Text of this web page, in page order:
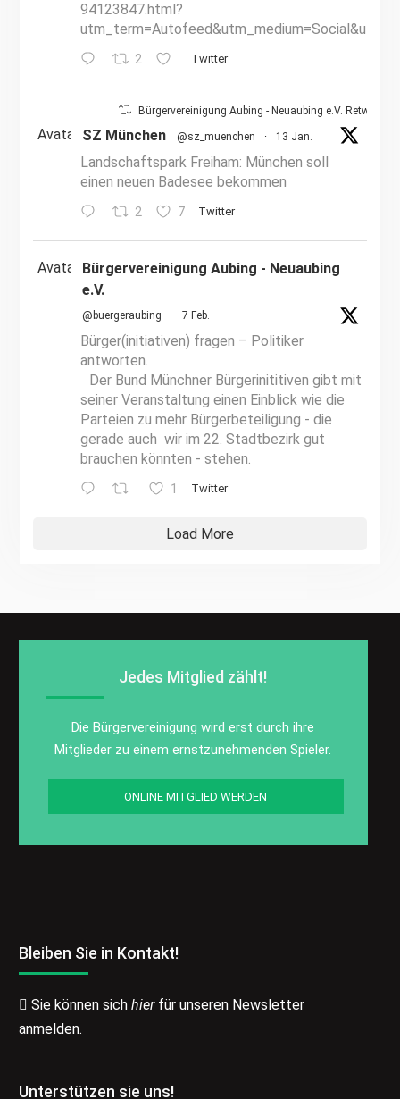
94123847.html?
2 Twitter
Bürgervereinigung Aubing - Neuaubing e.V. Retweetet
Avatar SZ München @sz_muenchen · 13 Jan.
Landschaftspark Freiham: München soll
einen neuen Badesee bekommen
2 7 Twitter
Avatar
Bürgervereinigung Aubing - Neuaubing
e.V.
@buergeraubing · 7 Feb.
Bürger(initiativen) fragen – Politiker
antworten.
Der Bund Münchner Bürgerinititiven gibt mit
seiner Veranstaltung einen Einblick wie die
Parteien zu mehr Bürgerbeteiligung - die
gerade auch wir im 22. Stadtbezirk gut
brauchen könnten - stehen.
1 Twitter
Load More
Jedes Mitglied zählt!
Die Bürgervereinigung wird erst durch ihre
Mitglieder zu einem ernstzunehmenden Spieler.
ONLINE MITGLIED WERDEN
Bleiben Sie in Kontakt!
Sie können sichhier für unseren Newsletter
anmelden.
Unterstützen sie uns!